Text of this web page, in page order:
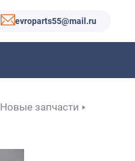
evroparts55@mail.ru
Новые запчасти